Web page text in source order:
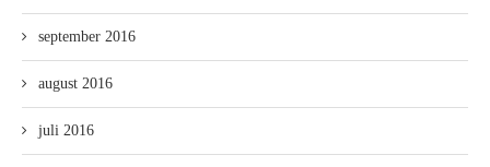
september 2016
august 2016
juli 2016